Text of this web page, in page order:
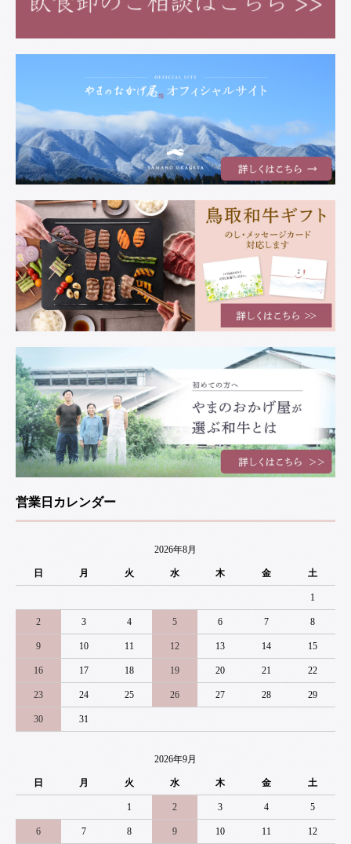
営業日カレンダー
2026年8月
日 月 火 水 木 金 土
1
2 3 4 5 6 7 8
9 10 11 12 13 14 15
16 17 18 19 20 21 22
23 24 25 26 27 28 29
30 31
2026年9月
日 月 火 水 木 金 土
1 2 3 4 5
6 7 8 9 10 11 12